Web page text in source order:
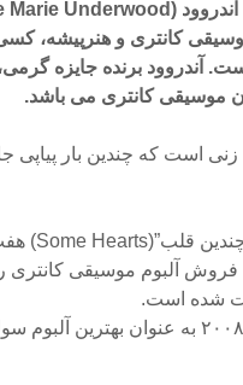
کانتری و هنرپیشه،
آندروود برنده جایزه
موسیقی کانتری می باشد.
زنی است که چندین بار پیاپی
همچنین در سال ۲۰۰۸ به عنوان